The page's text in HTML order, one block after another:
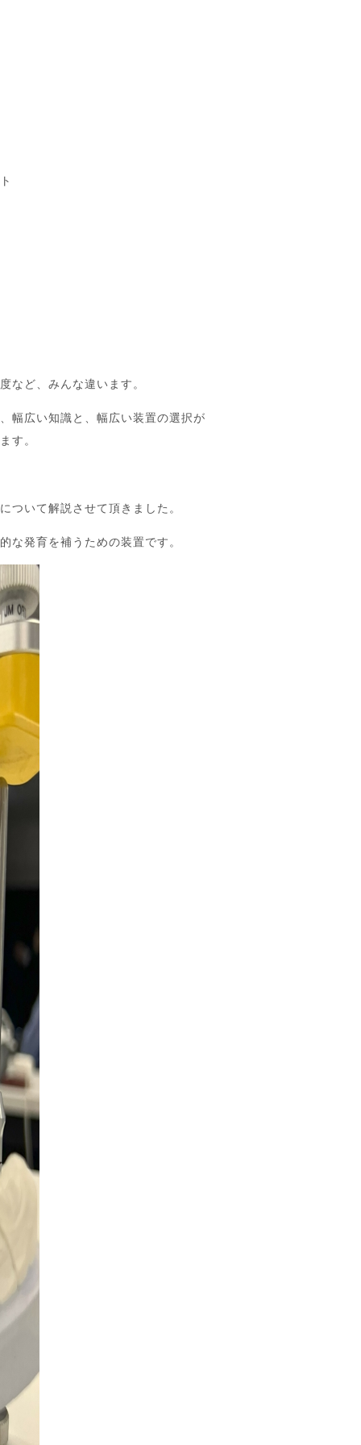
など、みんな違います。
幅広い知識と、幅広い装置の選択が
す。
ついて解説させて頂きました。
な発育を補うための装置です。